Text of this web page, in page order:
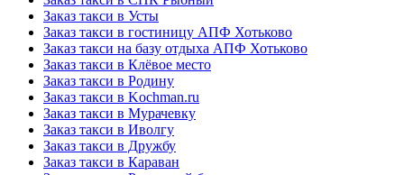
Заказ такси в Усты
Заказ такси в гостиницу АПФ Хотьково
Заказ такси на базу отдыха АПФ Хотьково
Заказ такси в Клёвое место
Заказ такси в Родину
Заказ такси в Kochman.ru
Заказ такси в Мурачевку
Заказ такси в Иволгу
Заказ такси в Дружбу
Заказ такси в Караван